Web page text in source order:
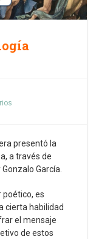
presentó la
a través de
García.
poético, es
cierta habilidad
el mensaje
de estos